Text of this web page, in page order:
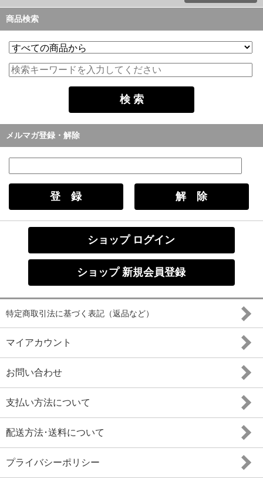
商品検索
メルマガ登録・解除
ショップ ログイン
ショップ 新規会員登録
特定商取引法に基づく表記（返品など）
マイアカウント
お問い合わせ
支払い方法について
配送方法･送料について
プライバシーポリシー